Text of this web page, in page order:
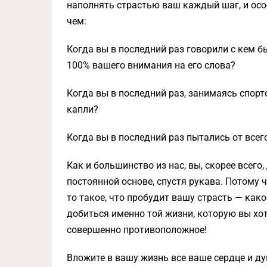
наполнять страстью ваш каждый шаг, и
чем:
Когда вы в последний раз говорили с кем
100% вашего внимания на его слова?
Когда вы в последний раз, занимаясь
капли?
Когда вы в последний раз пытались от
Как и большинство из нас, вы, скорее
постоянной основе, спустя рукава. Потому
то такое, что пробудит вашу страсть —
добиться именно той жизни, которую вы
совершенно противоположное!
Вложите в вашу жизнь все ваше сердце и